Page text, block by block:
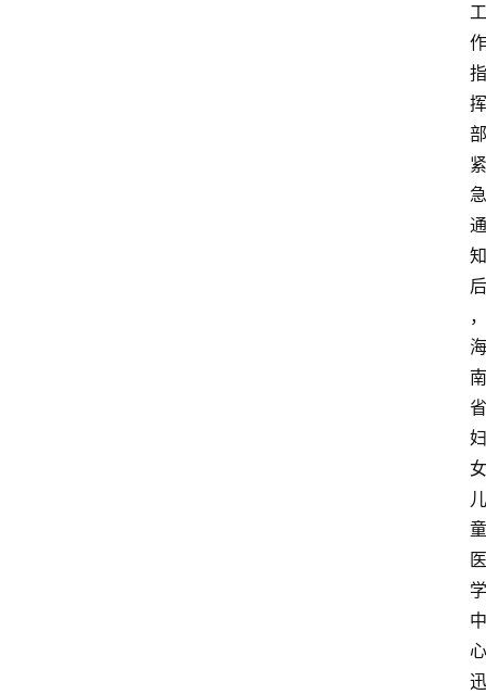
工
作
指
挥
部
紧
急
通
知
后
，
海
南
省
妇
女
儿
童
医
学
中
心
迅